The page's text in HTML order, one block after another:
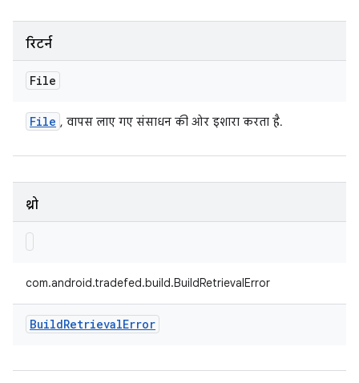
रिटर्न
File
File , वापस लाए गए संसाधन की ओर इशारा करता है.
थ्रो
com.android.tradefed.build.BuildRetrievalError
BuildRetrievalError